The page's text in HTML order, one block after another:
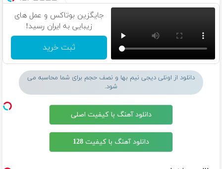
جایگزین بوتاکس و عمل های
زیبایی به ایران رسید!
ثبت خرید
دانلود از اونلی دیجی نیم بها و نصف حجم برای شما محاسبه می
شود.
دانلود آهنگ با کیفیت اصلی
دانلود آهنگ با کیفیت 128